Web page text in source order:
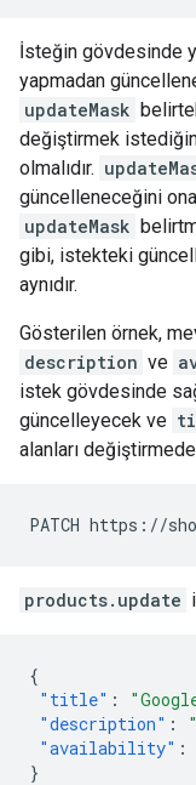
İsteğin gövdesinde
yapmadan
updateMask
değiştirmek
olmalıdır.
güncelleneceğini
updateMask
gibi, istekteki
aynıdır.
Gösterilen örnek,
description ve
istek gövdesinde
güncelleyecek ve
alanları
products.update
{
"title" :
"description" :
"availability" :
}